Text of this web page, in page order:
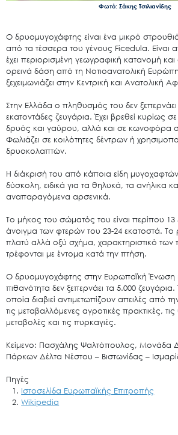
Search
for:
Ο.ΦΥ.ΠΕ.Κ.Α.
Νέα – Δημοσιότητα
Άξονες δράσης
Μ.Δ.Π.Π.
Φωτό: Σάκης Τσιλιανίδης
Ο δρυομυγοχάφτης είναι ένα μικρό
από τα τέσσερα του γένους Ficedula. Είναι
έχει περιορισμένη γεωγραφική κατανομή
ορεινά δάση από τη Νοτιοανατολική
ξεχειμωνιάζει στην Κεντρική και Ανατολική
Στην Ελλάδα ο πληθυσμός του δεν ξεπερνάει
εκατοντάδες ζευγάρια. Έχει βρεθεί κυρίως
δρυός και γαύρου, αλλά και σε κωνοφόρα
Φωλιάζει σε κοιλότητες δέντρων ή
δρυοκολαπτών.
Η διάκρισή του από κάποια είδη μυγοχαφτών
δύσκολη, ειδικά για τα θηλυκά, τα ανήλικα
αναπαραγόμενα αρσενικά.
Το μήκος του σώματός του είναι περίπου 13
άνοιγμα των φτερών του 23-24 εκατοστά. Το
πλατύ αλλά οξύ σχήμα, χαρακτηριστικό των
τρέφονται με έντομα κατά την πτήση.
Ο δρυομυγοχάφτης στην Ευρωπαϊκή Ένωση
πιθανότητα δεν ξεπερνάει τα 5.000
οποία διαβιεί αντιμετωπίζουν απειλές από
τις μεταβαλλόμενες αγροτικές πρακτικές,
μεταβολές και τις πυρκαγιές.
Κείμενο: Πασχάλης Ψαλτόπουλος, Μονάδα
Πάρκων Δέλτα Νέστου – Βιστωνίδας –
Πηγές
Ιστοσελίδα Ευρωπαϊκής Επιτροπής
Wikipedia